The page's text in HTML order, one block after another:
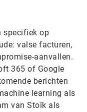
specifiek op
valse facturen,
aanvallen.
365 of Google
berichten
learning als
van Stoïk als